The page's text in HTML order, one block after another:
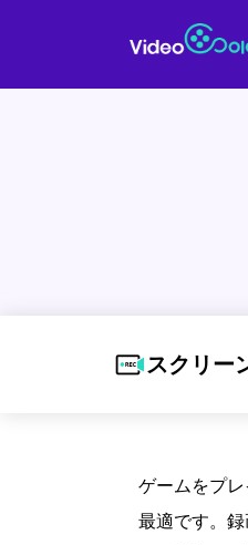
スクリー
ゲームをプ
最適です。